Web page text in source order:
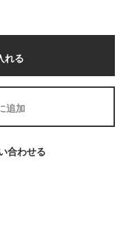
れる
追加
合わせる